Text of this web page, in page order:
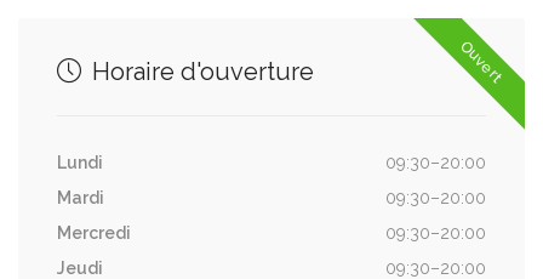
Ouvert
Horaire d'ouverture
Lundi
09:30–20:00
Mardi
09:30–20:00
Mercredi
09:30–20:00
Jeudi
09:30–20:00